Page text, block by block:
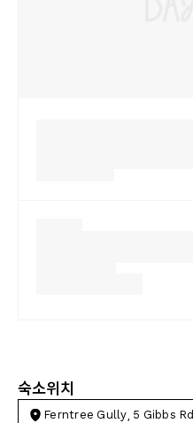
숙소위치
Ferntree Gully, 5 Gibbs Rd